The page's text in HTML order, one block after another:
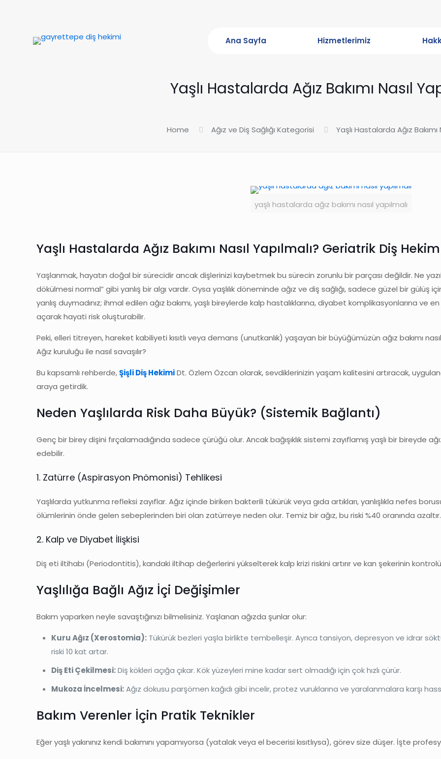
Ana Sayfa Hizmetlerimiz
Yaşlı Hastalarda Ağız Bakımı Nasıl
Home Ağız ve Diş Sağlığı Kategorisi Yaşlı Hastalarda Ağız Bakımı
yaşlı hastalarda ağız bakımı nasıl yapılmalı
Yaşlı Hastalarda Ağız Bakımı Nasıl Yapılmalı? Geriatrik Diş
Yaşlanmak, hayatın doğal bir sürecidir ancak dişlerinizi kaybetmek bu sürecin zorunlu bir parçası değildir. Ne
dökülmesi normal” gibi yanlış bir algı vardır. Oysa yaşlılık döneminde ağız ve diş sağlığı, sadece güzel bir gülüş
yanlış duymadınız; ihmal edilen ağız bakımı, yaşlı bireylerde kalp hastalıklarına, diyabet komplikasyonlarına ve
açarak hayati risk oluşturabilir.
Peki, elleri titreyen, hareket kabiliyeti kısıtlı veya demans (unutkanlık) yaşayan bir büyüğümüzün ağız bakımı
Ağız kuruluğu ile nasıl savaşılır?
Bu kapsamlı rehberde,Şişli Diş HekimiDt. Özlem Özcan olarak, sevdiklerinizin yaşam kalitesini artıracak,
araya getirdik.
Neden Yaşlılarda Risk Daha Büyük? (Sistemik Bağlantı)
Genç bir birey dişini fırçalamadığında sadece çürüğü olur. Ancak bağışıklık sistemi zayıflamış yaşlı bir bireyde
edebilir.
1. Zatürre (Aspirasyon Pnömonisi) Tehlikesi
Yaşlılarda yutkunma refleksi zayıflar. Ağız içinde biriken bakterili tükürük veya gıda artıkları, yanlışlıkla nefes
ölümlerinin önde gelen sebeplerinden biri olan zatürreye neden olur. Temiz bir ağız, bu riski %40 oranında azaltır.
2. Kalp ve Diyabet İlişkisi
Diş eti iltihabı (Periodontitis), kandaki iltihap değerlerini yükselterek kalp krizi riskini artırır ve kan şekerinin
Yaşlılığa Bağlı Ağız İçi Değişimler
Bakım yaparken neyle savaştığınızı bilmelisiniz. Yaşlanan ağızda şunlar olur:
Kuru Ağız (Xerostomia): Tükürük bezleri yaşla birlikte tembelleşir. Ayrıca tansiyon, depresyon ve idrar
riski 10 kat artar.
Diş Eti Çekilmesi:Diş kökleri açığa çıkar. Kök yüzeyleri mine kadar sert olmadığı için çok hızlı çürür.
Mukoza İncelmesi:Ağız dokusu parşömen kağıdı gibi incelir, protez vuruklarına ve yaralanmalara karşı
Bakım Verenler İçin Pratik Teknikler
Eğer yaşlı yakınınız kendi bakımını yapamıyorsa (yatalak veya el becerisi kısıtlıysa), görev size düşer. İşte